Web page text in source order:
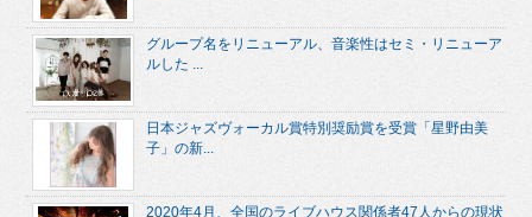
グループ名をリニューアル、音楽性はセミ・リニューア
ルした ...
日本ジャズヴォーカル賞特別奨励賞を受賞「星野由美
子」の新...
2020年4月、全国のライブハウス関係者47人からの現状